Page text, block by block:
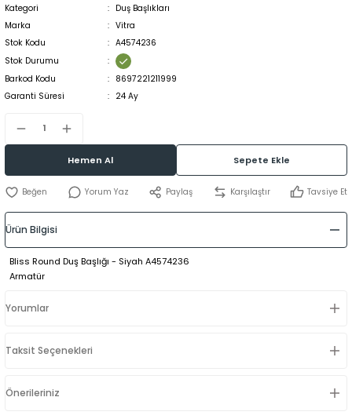
Kategori
Duş Başlıkları
Marka
Vitra
Stok Kodu
A4574236
Stok Durumu
Barkod Kodu
8697221211999
Garanti Süresi
24 Ay
Hemen Al Sepete Ekle
Yorum Yaz Paylaş Karşılaştır Tavsiye Et
Ürün Bilgisi
Bliss Round Duş Başlığı - Siyah A4574236
Armatür
Yorumlar
Taksit Seçenekleri
Önerileriniz